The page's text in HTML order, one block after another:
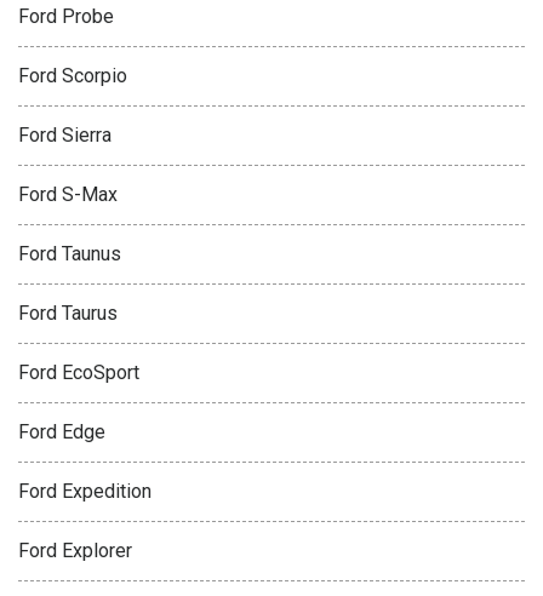
Ford Probe
Ford Scorpio
Ford Sierra
Ford S-Max
Ford Taunus
Ford Taurus
Ford EcoSport
Ford Edge
Ford Expedition
Ford Explorer